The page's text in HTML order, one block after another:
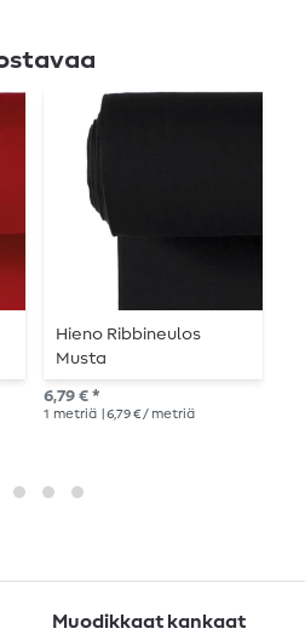
Hieno Ribbineulos
Musta
6,79 € *
1 metriä | 6,79 € / metriä
Muodikkaat kankaat